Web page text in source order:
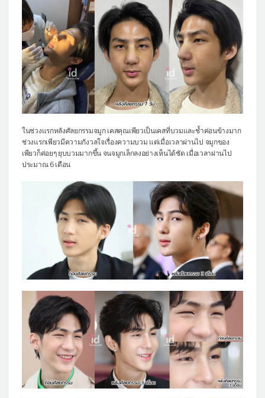
ในช่วงแรกหลังศัลยกรรมจมูก เคสคุณเพียวเป็นเคสที่บวมและช้ำค่อนข้างมาก
ช่วงแรกเพียวมีความกังวลใจเรื่องความบวม แต่เมื่อเวลาผ่านไป จมูกของ
เพียวก็ค่อยๆ ยุบบวมมากขึ้น จนจมูกเล็กลงอย่างเห็นได้ชัด เมื่อเวลาผ่านไป
ประมาณ 6 เดือน